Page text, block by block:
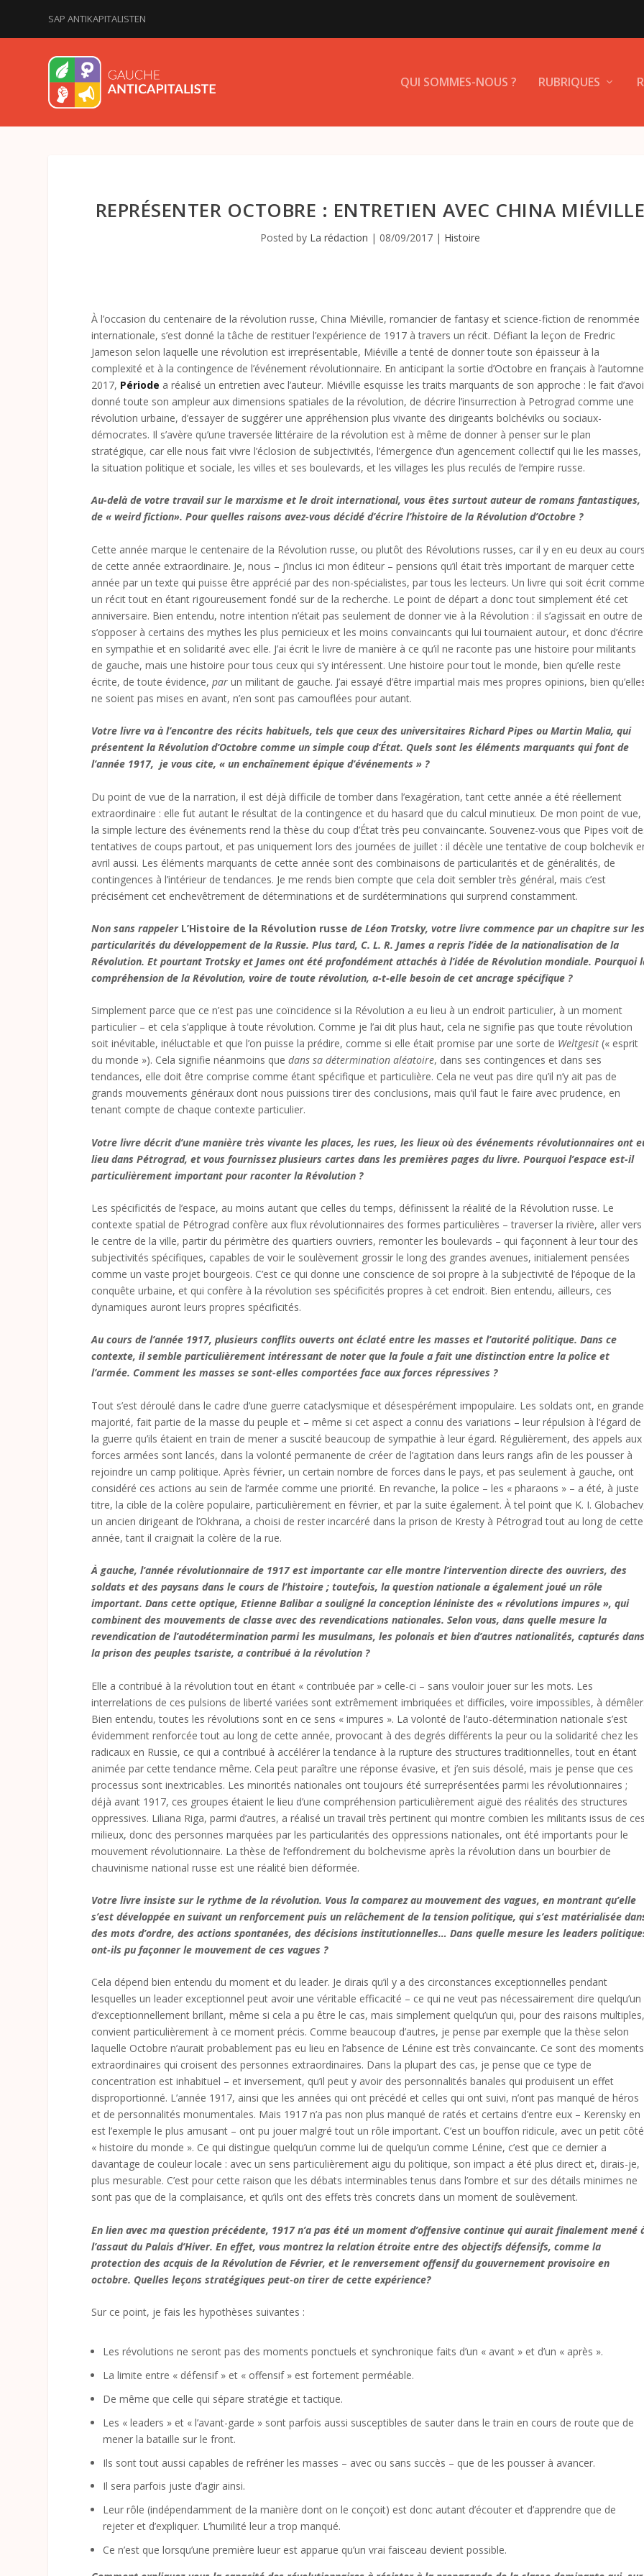
SAP ANTIKAPITALISTEN
QUI SOMMES-NOUS ? RUBRIQUES
REPRÉSENTER OCTOBRE : ENTRETIEN AVEC CHINA
Posted by La rédaction | 08/09/2017| Histoire
À l’occasion du centenaire de la révolution russe, China Miéville, romancier de fantasy et science-fiction de renommée
internationale, s’est donné la tâche de restituer l’expérience de 1917 à travers un récit. Défiant la leçon de Fredric
Jameson selon laquelle une révolution est irreprésentable, Miéville a tenté de donner toute son épaisseur à la
complexité et à la contingence de l’événement révolutionnaire. En anticipant la sortie d’Octobre en français à l’automne
2017, Période a réalisé un entretien avec l’auteur. Miéville esquisse les traits marquants de son approche : le fait
donné toute son ampleur aux dimensions spatiales de la révolution, de décrire l’insurrection à Petrograd comme une
révolution urbaine, d’essayer de suggérer une appréhension plus vivante des dirigeants bolchéviks ou sociaux-
démocrates. Il s’avère qu’une traversée littéraire de la révolution est à même de donner à penser sur le plan
stratégique, car elle nous fait vivre l’éclosion de subjectivités, l’émergence d’un agencement collectif qui lie les masses,
la situation politique et sociale, les villes et ses boulevards, et les villages les plus reculés de l’empire russe.
Au-delà de votre travail sur le marxisme et le droit international, vous êtes surtout auteur de romans fantastiques,
de « weird fiction». Pour quelles raisons avez-vous décidé d’écrire l’histoire de la Révolution d’Octobre ?
Cette année marque le centenaire de la Révolution russe, ou plutôt des Révolutions russes, car il y en eu deux au
de cette année extraordinaire. Je, nous – j’inclus ici mon éditeur – pensions qu’il était très important de marquer cette
année par un texte qui puisse être apprécié par des non-spécialistes, par tous les lecteurs. Un livre qui soit écrit
un récit tout en étant rigoureusement fondé sur de la recherche. Le point de départ a donc tout simplement été cet
anniversaire. Bien entendu, notre intention n’était pas seulement de donner vie à la Révolution : il s’agissait en outre de
s’opposer à certains des mythes les plus pernicieux et les moins convaincants qui lui tournaient autour, et donc d’écrire
en sympathie et en solidarité avec elle. J’ai écrit le livre de manière à ce qu’il ne raconte pas une histoire pour militants
de gauche, mais une histoire pour tous ceux qui s’y intéressent. Une histoire pour tout le monde, bien qu’elle reste
écrite, de toute évidence,par un militant de gauche. J’ai essayé d’être impartial mais mes propres opinions, bien
ne soient pas mises en avant, n’en sont pas camouflées pour autant.
Votre livre va à l’encontre des récits habituels, tels que ceux des universitaires Richard Pipes ou Martin Malia, qui
présentent la Révolution d’Octobre comme un simple coup d’État. Quels sont les éléments marquants qui font de
l’année 1917, je vous cite, « un enchaînement épique d’événements » ?
Du point de vue de la narration, il est déjà difficile de tomber dans l’exagération, tant cette année a été réellement
extraordinaire : elle fut autant le résultat de la contingence et du hasard que du calcul minutieux. De mon point de vue,
la simple lecture des événements rend la thèse du coup d’État très peu convaincante. Souvenez-vous que Pipes voit
tentatives de coups partout, et pas uniquement lors des journées de juillet : il décèle une tentative de coup bolchevik
avril aussi. Les éléments marquants de cette année sont des combinaisons de particularités et de généralités, de
contingences à l’intérieur de tendances. Je me rends bien compte que cela doit sembler très général, mais c’est
précisément cet enchevêtrement de déterminations et de surdéterminations qui surprend constamment.
Non sans rappeler L’Histoire de la Révolution russede Léon Trotsky, votre livre commence par un chapitre sur
particularités du développement de la Russie. Plus tard, C. L. R. James a repris l’idée de la nationalisation de la
Révolution. Et pourtant Trotsky et James ont été profondément attachés à l’idée de Révolution mondiale. Pourquoi
compréhension de la Révolution, voire de toute révolution, a-t-elle besoin de cet ancrage spécifique ?
Simplement parce que ce n’est pas une coïncidence si la Révolution a eu lieu à un endroit particulier, à un moment
particulier – et cela s’applique à toute révolution. Comme je l’ai dit plus haut, cela ne signifie pas que toute révolution
soit inévitable, inéluctable et que l’on puisse la prédire, comme si elle était promise par une sorte de Weltgesit (« esprit
du monde »). Cela signifie néanmoins quedans sa détermination aléatoire, dans ses contingences et dans ses
tendances, elle doit être comprise comme étant spécifique et particulière. Cela ne veut pas dire qu’il n’y ait pas de
grands mouvements généraux dont nous puissions tirer des conclusions, mais qu’il faut le faire avec prudence, en
tenant compte de chaque contexte particulier.
Votre livre décrit d’une manière très vivante les places, les rues, les lieux où des événements révolutionnaires ont
lieu dans Pétrograd, et vous fournissez plusieurs cartes dans les premières pages du livre. Pourquoi l’espace est-il
particulièrement important pour raconter la Révolution ?
Les spécificités de l’espace, au moins autant que celles du temps, définissent la réalité de la Révolution russe. Le
contexte spatial de Pétrograd confère aux flux révolutionnaires des formes particulières – traverser la rivière, aller vers
le centre de la ville, partir du périmètre des quartiers ouvriers, remonter les boulevards – qui façonnent à leur tour des
subjectivités spécifiques, capables de voir le soulèvement grossir le long des grandes avenues, initialement pensées
comme un vaste projet bourgeois. C’est ce qui donne une conscience de soi propre à la subjectivité de l’époque de la
conquête urbaine, et qui confère à la révolution ses spécificités propres à cet endroit. Bien entendu, ailleurs, ces
dynamiques auront leurs propres spécificités.
Au cours de l’année 1917, plusieurs conflits ouverts ont éclaté entre les masses et l’autorité politique. Dans ce
contexte, il semble particulièrement intéressant de noter que la foule a fait une distinction entre la police et
l’armée. Comment les masses se sont-elles comportées face aux forces répressives ?
Tout s’est déroulé dans le cadre d’une guerre cataclysmique et désespérément impopulaire. Les soldats ont, en grande
majorité, fait partie de la masse du peuple et – même si cet aspect a connu des variations – leur répulsion à l’égard de
la guerre qu’ils étaient en train de mener a suscité beaucoup de sympathie à leur égard. Régulièrement, des appels aux
forces armées sont lancés, dans la volonté permanente de créer de l’agitation dans leurs rangs afin de les pousser à
rejoindre un camp politique. Après février, un certain nombre de forces dans le pays, et pas seulement à gauche, ont
considéré ces actions au sein de l’armée comme une priorité. En revanche, la police – les « pharaons » – a été, à juste
titre, la cible de la colère populaire, particulièrement en février, et par la suite également. À tel point que K. I.
un ancien dirigeant de l’Okhrana, a choisi de rester incarcéré dans la prison de Kresty à Pétrograd tout au long de cette
année, tant il craignait la colère de la rue.
À gauche, l’année révolutionnaire de 1917 est importante car elle montre l’intervention directe des ouvriers, des
soldats et des paysans dans le cours de l’histoire ; toutefois, la question nationale a également joué un rôle
important. Dans cette optique, Etienne Balibar a souligné la conception léniniste des « révolutions impures », qui
combinent des mouvements de classe avec des revendications nationales. Selon vous, dans quelle mesure la
revendication de l’autodétermination parmi les musulmans, les polonais et bien d’autres nationalités, capturés
la prison des peuples tsariste, a contribué à la révolution ?
Elle a contribué à la révolution tout en étant « contribuée par » celle-ci – sans vouloir jouer sur les mots. Les
interrelations de ces pulsions de liberté variées sont extrêmement imbriquées et difficiles, voire impossibles, à
Bien entendu, toutes les révolutions sont en ce sens « impures ». La volonté de l’auto-détermination nationale s’est
évidemment renforcée tout au long de cette année, provocant à des degrés différents la peur ou la solidarité chez les
radicaux en Russie, ce qui a contribué à accélérer la tendance à la rupture des structures traditionnelles, tout en étant
animée par cette tendance même. Cela peut paraître une réponse évasive, et j’en suis désolé, mais je pense que ces
processus sont inextricables. Les minorités nationales ont toujours été surreprésentées parmi les révolutionnaires ;
déjà avant 1917, ces groupes étaient le lieu d’une compréhension particulièrement aiguë des réalités des structures
oppressives. Liliana Riga, parmi d’autres, a réalisé un travail très pertinent qui montre combien les militants issus de
milieux, donc des personnes marquées par les particularités des oppressions nationales, ont été importants pour le
mouvement révolutionnaire. La thèse de l’effondrement du bolchevisme après la révolution dans un bourbier de
chauvinisme national russe est une réalité bien déformée.
Votre livre insiste sur le rythme de la révolution. Vous la comparez au mouvement des vagues, en montrant qu’elle
s’est développée en suivant un renforcement puis un relâchement de la tension politique, qui s’est matérialisée
des mots d’ordre, des actions spontanées, des décisions institutionnelles… Dans quelle mesure les leaders
ont-ils pu façonner le mouvement de ces vagues ?
Cela dépend bien entendu du moment et du leader. Je dirais qu’il y a des circonstances exceptionnelles pendant
lesquelles un leader exceptionnel peut avoir une véritable efficacité – ce qui ne veut pas nécessairement dire quelqu’un
d’exceptionnellement brillant, même si cela a pu être le cas, mais simplement quelqu’un qui, pour des raisons
convient particulièrement à ce moment précis. Comme beaucoup d’autres, je pense par exemple que la thèse selon
laquelle Octobre n’aurait probablement pas eu lieu en l’absence de Lénine est très convaincante. Ce sont des moments
extraordinaires qui croisent des personnes extraordinaires. Dans la plupart des cas, je pense que ce type de
concentration est inhabituel – et inversement, qu’il peut y avoir des personnalités banales qui produisent un effet
disproportionné. L’année 1917, ainsi que les années qui ont précédé et celles qui ont suivi, n’ont pas manqué de héros
et de personnalités monumentales. Mais 1917 n’a pas non plus manqué de ratés et certains d’entre eux – Kerensky en
est l’exemple le plus amusant – ont pu jouer malgré tout un rôle important. C’est un bouffon ridicule, avec un petit côté
« histoire du monde ». Ce qui distingue quelqu’un comme lui de quelqu’un comme Lénine, c’est que ce dernier a
davantage de couleur locale : avec un sens particulièrement aigu du politique, son impact a été plus direct et, dirais-je,
plus mesurable. C’est pour cette raison que les débats interminables tenus dans l’ombre et sur des détails minimes ne
sont pas que de la complaisance, et qu’ils ont des effets très concrets dans un moment de soulèvement.
En lien avec ma question précédente, 1917 n’a pas été un moment d’offensive continue qui aurait finalement mené
l’assaut du Palais d’Hiver. En effet, vous montrez la relation étroite entre des objectifs défensifs, comme la
protection des acquis de la Révolution de Février, et le renversement offensif du gouvernement provisoire en
octobre. Quelles leçons stratégiques peut-on tirer de cette expérience?
Sur ce point, je fais les hypothèses suivantes :
Les révolutions ne seront pas des moments ponctuels et synchronique faits d’un « avant » et d’un « après ».
La limite entre « défensif » et « offensif » est fortement perméable.
De même que celle qui sépare stratégie et tactique.
Les « leaders » et « l’avant-garde » sont parfois aussi susceptibles de sauter dans le train en cours de route que de
mener la bataille sur le front.
Ils sont tout aussi capables de refréner les masses – avec ou sans succès – que de les pousser à avancer.
Il sera parfois juste d’agir ainsi.
Leur rôle (indépendamment de la manière dont on le conçoit) est donc autant d’écouter et d’apprendre que de
rejeter et d’expliquer. L’humilité leur a trop manqué.
Ce n’est que lorsqu’une première lueur est apparue qu’un vrai faisceau devient possible.